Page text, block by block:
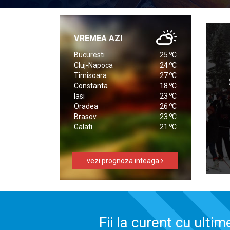
VREMEA AZI
Bucuresti 25 oC
Cluj-Napoca
24 oC
Timisoara
27oC
Constanta
18 oC
Iasi
23 oC
Oradea
26 oC
Brasov
23 oC
Galati
21 oC
vezi prognoza inteaga
Fii la curent cu